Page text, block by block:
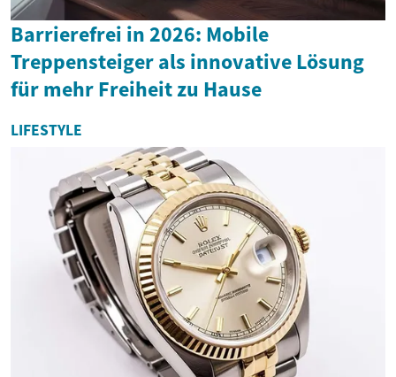
Barrierefrei in 2026: Mobile
Treppensteiger als innovative Lösung
für mehr Freiheit zu Hause
LIFESTYLE